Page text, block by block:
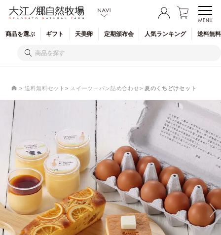
商品を選ぶ ギフト 天美卵 定期頒布会 人気ランキング 送料無
送料無料セット スイーツ・パン詰め合わせ 夏のくちどけセット